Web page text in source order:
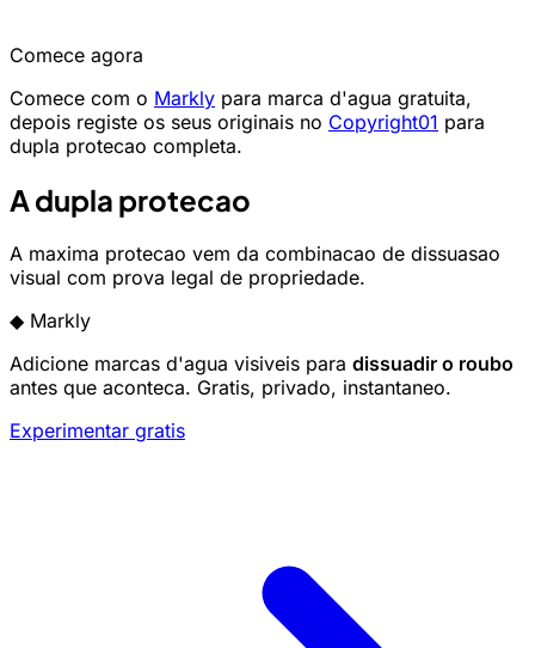
Comece agora
Comece com o Markly para marca d'agua gratuita,
depois registe os seus originais no Copyright01 para
dupla protecao completa.
A dupla protecao
A maxima protecao vem da combinacao de dissuasao
visual com prova legal de propriedade.
◆ Markly
Adicione marcas d'agua visiveis para dissuadir o roubo
antes que aconteca. Gratis, privado, instantaneo.
Experimentar gratis